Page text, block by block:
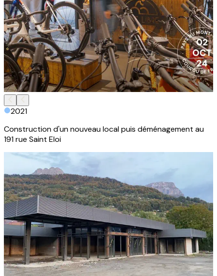
2021
Construction d'un nouveau local puis déménagement au
191 rue Saint Eloi